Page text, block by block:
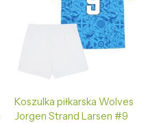
Koszulka piłkarska Wolves
Jorgen Strand Larsen #9